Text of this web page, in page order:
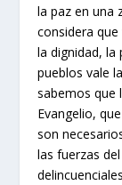
la paz en una
considera
la dignidad, la
pueblos vale
sabemos que
Evangelio,
son
las fuerzas